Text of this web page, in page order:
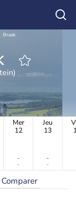
Braak
Mer
12
-
-
Jeu
13
-
-
Comparer